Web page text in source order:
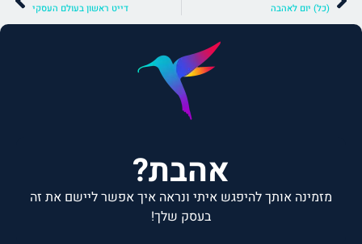
(כל) יום לאהבה דייט ראשון בעולם העסקי
אהבת?
מזמינה אותך להיפגש איתי ונראה איך אפשר ליישם את זה
בעסק שלך!